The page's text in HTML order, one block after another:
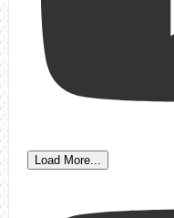
Load More...